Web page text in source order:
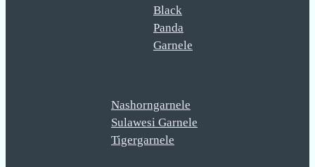
Black
Panda
Garnele
Nashorngarnele
Sulawesi Garnele
Tigergarnele